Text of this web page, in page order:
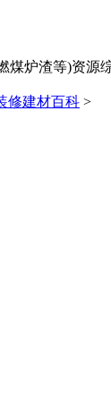
煤炉渣等)资源
修建材百科 >